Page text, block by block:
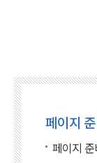
페이지
페이지